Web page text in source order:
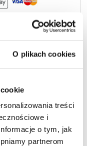
O plikach cookies
treści
i
o tym, jak
partnerom
do naszej
róża)